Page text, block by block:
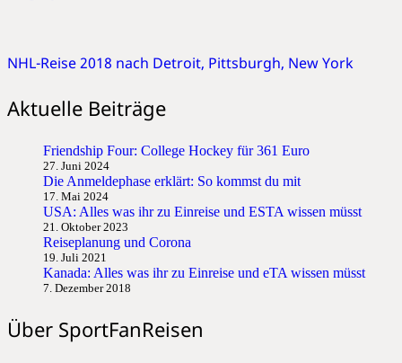
NHL-Reise 2018 nach Detroit, Pittsburgh, New York
Aktuelle Beiträge
Friendship Four: College Hockey für 361 Euro
27. Juni 2024
Die Anmeldephase erklärt: So kommst du mit
17. Mai 2024
USA: Alles was ihr zu Einreise und ESTA wissen müsst
21. Oktober 2023
Reiseplanung und Corona
19. Juli 2021
Kanada: Alles was ihr zu Einreise und eTA wissen müsst
7. Dezember 2018
Über SportFanReisen